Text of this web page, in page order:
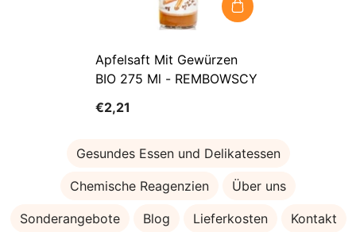
Apfelsaft Mit Gewürzen
BIO 275 Ml - REMBOWSCY
€2,21
Gesundes Essen und Delikatessen
Chemische Reagenzien Über uns
Sonderangebote Blog Lieferkosten Kontakt